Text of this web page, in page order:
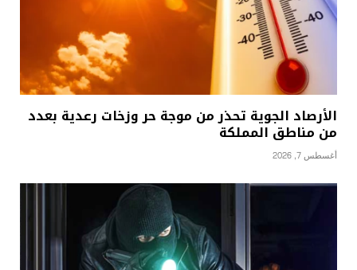
الأرصاد الجوية تحذر من موجة حر وزخات رعدية بعدد
من مناطق المملكة
أغسطس 7, 2026